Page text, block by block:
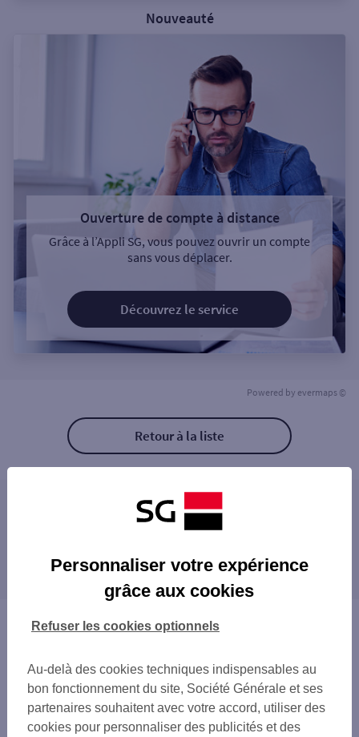
Nouveauté
Ouverture de compte à distance
Grâce à l’Appli SG, vous pouvez ouvrir un compte
sans vous déplacer.
Découvrez le service
Powered by evermaps ©
Retour à la liste
Les agences SG PRO à proximité
LA DEFENSE PYRAMIDE
LA DEFENSE PARVIS
LA DEFENSE TOUR SG
NEUILLY MADRID
SURESNES CHARLES PEGUY
COURBEVOIE DANTON
NEUILLY ESPACE PRO
proximité
NEUILLY-SUR-SEINE
LA GARENNE-COLOMBES
LEVALLOIS-PERRET
SAINT-CLOUD
RUEIL-MALMAISON
Vous êtes ici : Accueil
Puteaux
Agence PUTEAUX-CENTRE
Personnaliser votre expérience
grâce aux cookies
Au-delà des cookies techniques indispensables au
bon fonctionnement du site, Société Générale et ses
partenaires souhaitent avec votre accord, utiliser des
cookies pour personnaliser des publicités et des
Refuser les cookies optionnels